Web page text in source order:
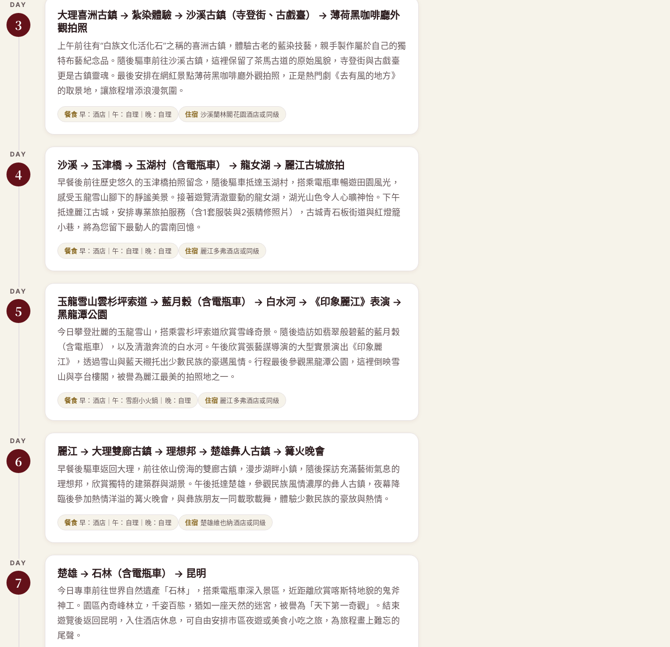
DAY
3
大理喜洲古鎮 → 紮染體驗 → 沙溪古鎮（寺登街、古戲臺） → 薄荷黑咖啡廳外
觀拍照
上午前往有“白族文化活化石”之稱的喜洲古鎮，體驗古老的藍染技藝，親手製作屬於自己的獨
特布藝紀念品。隨後驅車前往沙溪古鎮，這裡保留了茶馬古道的原始風貌，寺登街與古戲臺
更是古鎮靈魂。最後安排在網紅景點薄荷黑咖啡廳外觀拍照，正是熱門劇《去有風的地方》
的取景地，讓旅程增添浪漫氛圍。
餐食 早：酒店｜午：自理｜晚：自理 住宿 沙溪蘭林閣花園酒店或同級
DAY
4
沙溪 → 玉津橋 → 玉湖村（含電瓶車） → 龍女湖 → 麗江古城旅拍
早餐後前往歷史悠久的玉津橋拍照留念，隨後驅車抵達玉湖村，搭乘電瓶車暢遊田園風光，
感受玉龍雪山腳下的靜謐美景。接著遊覽清澈靈動的龍女湖，湖光山色令人心曠神怡。下午
抵達麗江古城，安排專業旅拍服務（含1套服裝與2張精修照片），古城青石板街道與紅燈籠
小巷，將為您留下最動人的雲南回憶。
餐食 早：酒店｜午：自理｜晚：自理 住宿 麗江多弗酒店或同級
DAY
5
玉龍雪山雲杉坪索道 → 藍月穀（含電瓶車） → 白水河 → 《印象麗江》表演 →
黑龍潭公園
今日攀登壯麗的玉龍雪山，搭乘雲杉坪索道欣賞雪峰奇景。隨後造訪如翡翠般碧藍的藍月穀
（含電瓶車），以及清澈奔流的白水河。午後欣賞張藝謀導演的大型實景演出《印象麗
江》，透過雪山與藍天襯托出少數民族的豪邁風情。行程最後參觀黑龍潭公園，這裡倒映雪
山與亭台樓閣，被譽為麗江最美的拍照地之一。
餐食 早：酒店｜午：雪廚小火鍋｜晚：自理 住宿 麗江多弗酒店或同級
DAY
6
麗江 → 大理雙廊古鎮 → 理想邦 → 楚雄彝人古鎮 → 篝火晚會
早餐後驅車返回大理，前往依山傍海的雙廊古鎮，漫步湖畔小鎮，隨後探訪充滿藝術氣息的
理想邦，欣賞獨特的建築群與湖景。午後抵達楚雄，參觀民族風情濃厚的彝人古鎮，夜幕降
臨後參加熱情洋溢的篝火晚會，與彝族朋友一同載歌載舞，體驗少數民族的豪放與熱情。
餐食 早：酒店｜午：自理｜晚：自理 住宿 楚雄維也納酒店或同級
DAY
7
楚雄 → 石林（含電瓶車） → 昆明
今日專車前往世界自然遺產「石林」，搭乘電瓶車深入景區，近距離欣賞喀斯特地貌的鬼斧
神工。園區內奇峰林立，千姿百態，猶如一座天然的迷宮，被譽為「天下第一奇觀」。結束
遊覽後返回昆明，入住酒店休息，可自由安排市區夜遊或美食小吃之旅，為旅程畫上難忘的
尾聲。